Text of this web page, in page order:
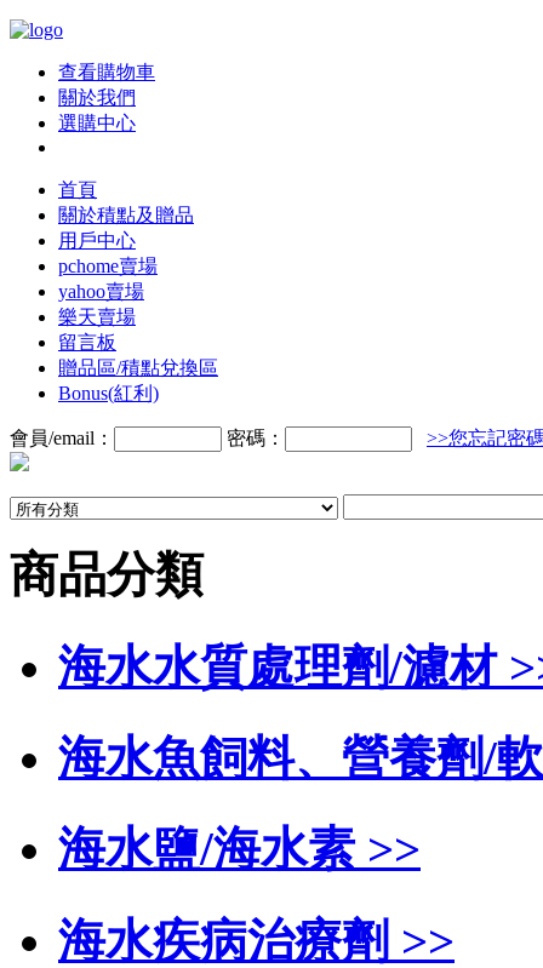
查看購物車
關於我們
選購中心
首頁
關於積點及贈品
用戶中心
pchome賣場
yahoo賣場
樂天賣場
留言板
贈品區/積點兌換區
Bonus(紅利)
會員/email： 密碼： >>您忘記密
商品分類
海水水質處理劑/濾材
海水魚飼料、營養劑/
海水鹽/海水素 >>
海水疾病治療劑 >>